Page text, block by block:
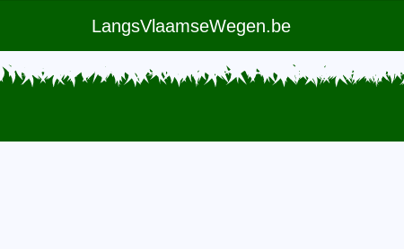
LangsVlaamseWegen.be